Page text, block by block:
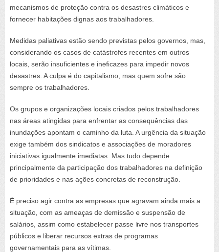
mecanismos de proteção contra os desastres climáticos e
fornecer habitações dignas aos trabalhadores.
Medidas paliativas estão sendo previstas pelos governos, mas,
considerando os casos de catástrofes recentes em outros
locais, serão insuficientes e ineficazes para impedir novos
desastres. A culpa é do capitalismo, mas quem sofre são
sempre os trabalhadores.
Os grupos e organizações locais criados pelos trabalhadores
nas áreas atingidas para enfrentar as consequências das
inundações apontam o caminho da luta. A urgência da situação
exige também dos sindicatos e associações de moradores
iniciativas igualmente imediatas. Mas tudo depende
principalmente da participação dos trabalhadores na definição
de prioridades e nas ações concretas de reconstrução.
É preciso agir contra as empresas que agravam ainda mais a
situação, com as ameaças de demissão e suspensão de
salários, assim como estabelecer passe livre nos transportes
públicos e liberar recursos extras de programas
governamentais para as vítimas.